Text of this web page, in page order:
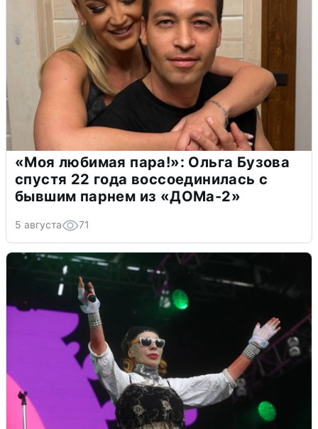
«Моя любимая пара!»: Ольга Бузова
спустя 22 года воссоединилась с
бывшим парнем из «ДОМа-2»
5 августа 71